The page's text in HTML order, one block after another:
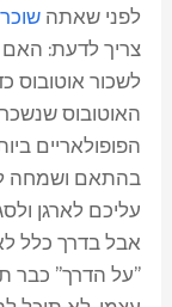
לפני שאתה
צריך לדעת:
לשכור אוטובוס
האוטובוס
הפופולאריים
בהתאם ושמחה
עליכם לארגן
אבל בדרך כלל
"על הדרך" כבר